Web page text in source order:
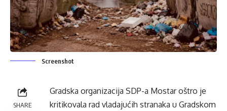
Screenshot
SHARE
Gradska organizacija SDP-a Mostar oštro je
kritikovala rad vladajućih stranaka u Gradskom